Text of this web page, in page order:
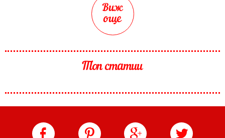
Виж
още
Топ статии